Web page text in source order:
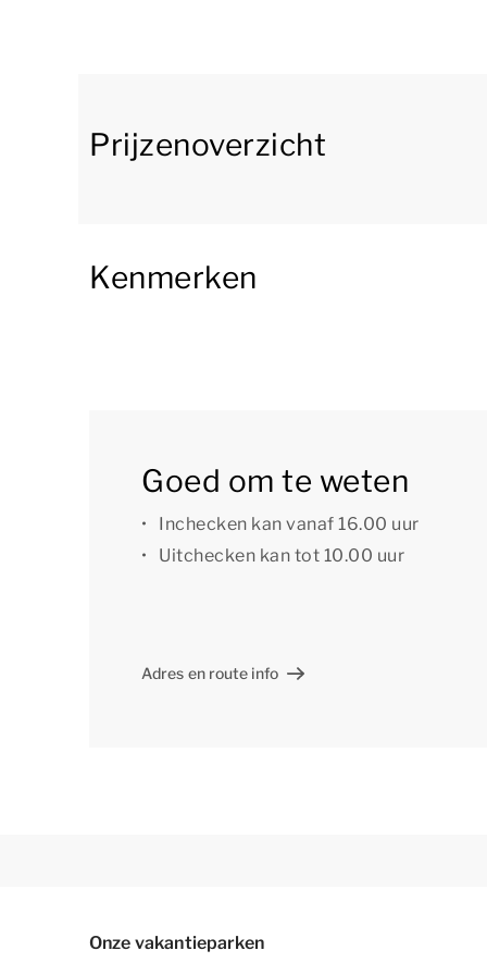
Dit appartement heeft 2 slaapkamers en een
thema ingericht met allerlei klim- en
De badkamer beschikt over een douche, een
gratis gebruikmaken van wifi en er is
[i]De accommodatie kan anders zijn
voorbeelden.[/i]
Prijzenoverzicht
Kenmerken
Goed om te weten
Inchecken kan vanaf 16.00 uur
Uitchecken kan tot 10.00 uur
Adres en route info
Onze vakantieparken